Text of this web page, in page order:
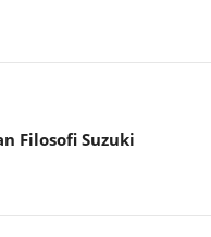
Filosofi Suzuki